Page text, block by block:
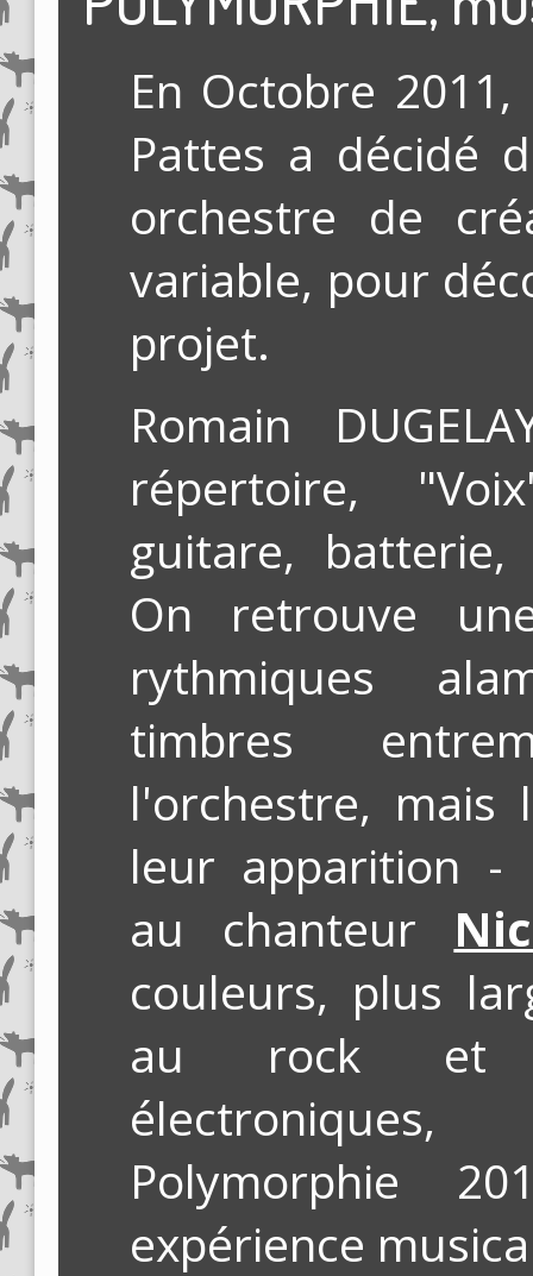
En Octobre
Pattes a décidé
orchestre de
variable, pour
projet.
Romain
répertoire,
guitare,
On retrouve
rythmiques
timbres
l'orchestre,
leur apparition -
au chanteur
couleurs, plus
au rock et
Polymorphie
expérience